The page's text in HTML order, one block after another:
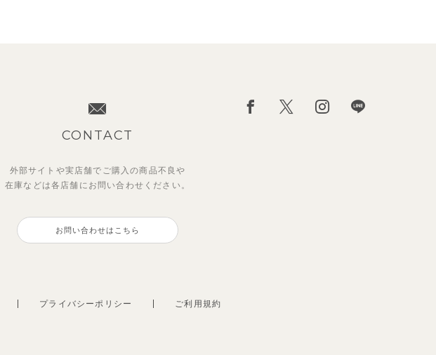
CONTACT
外部サイトや実店舗でご購入の商品不良や
在庫などは各店舗に お問い合わせください。
お問い合わせはこちら
プライバシーポリシー ご利用規約